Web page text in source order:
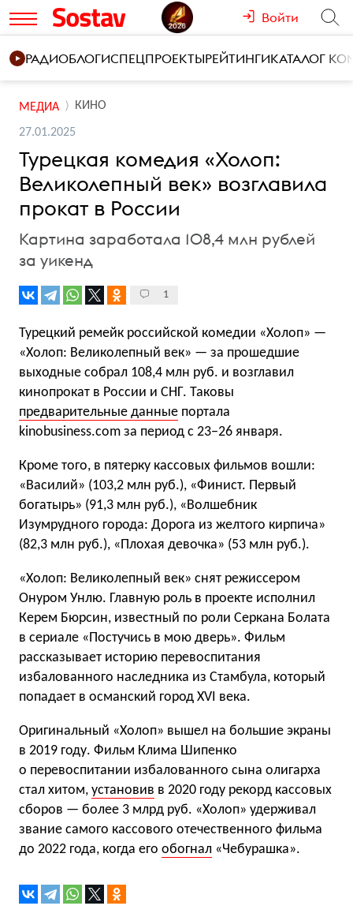
Войти
РАДИОБЛОГИСПЕЦПРОЕКТЫРЕЙТИНГИКАТАЛОГ
МЕДИА КИНО
27.01.2025
Турецкая комедия «Холоп:
Великолепный век» возглавила
прокат в России
Картина заработала 108,4 млн рублей
за уикенд
1
Турецкий ремейк российской комедии «Холоп» —
«Холоп: Великолепный век» — за прошедшие
выходные собрал 108,4 млн руб. и возглавил
кинопрокат в России и СНГ. Таковы
предварительные данные портала
kinobusiness.com за период с 23−26 января.
Кроме того, в пятерку кассовых фильмов вошли:
«Василий» (103,2 млн руб.), «Финист. Первый
богатырь» (91,3 млн руб.), «Волшебник
Изумрудного города: Дорога из желтого кирпича»
(82,3 млн руб.), «Плохая девочка» (53 млн руб.).
«Холоп: Великолепный век» снят режиссером
Онуром Унлю. Главную роль в проекте исполнил
Керем Бюрсин, известный по роли Серкана Болата
в сериале «Постучись в мою дверь». Фильм
рассказывает историю перевоспитания
избалованного наследника из Стамбула, который
попадает в османский город XVI века.
Оригинальный «Холоп» вышел на большие экраны
в 2019 году. Фильм Клима Шипенко
о перевоспитании избалованного сына олигарха
стал хитом, установив в 2020 году рекорд кассовых
сборов — более 3 млрд руб. «Холоп» удерживал
звание самого кассового отечественного фильма
до 2022 года, когда его обогнал «Чебурашка».